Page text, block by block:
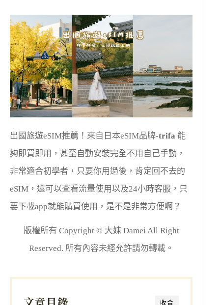
出國旅遊eSIM推薦！來自日本eSIM品牌-trifa 能
夠即買即用，甚至自動安裝完全不用自己手動，
非常適合初學者，只要你用過後，肯定回不去的
eSIM，還可以查看流量使用以及24小時客服，只
要下載app就能購買使用，是不是非常方便啊？
版權所有 Copyright © 大妹 Damei All Right
Reserved. 所有內容未經允許請勿轉載。
收合